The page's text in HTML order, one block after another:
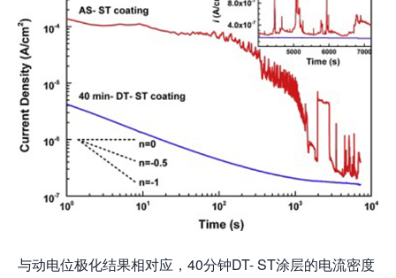
与动电位极化结果相对应，40分钟DT- ST涂层的电流密度